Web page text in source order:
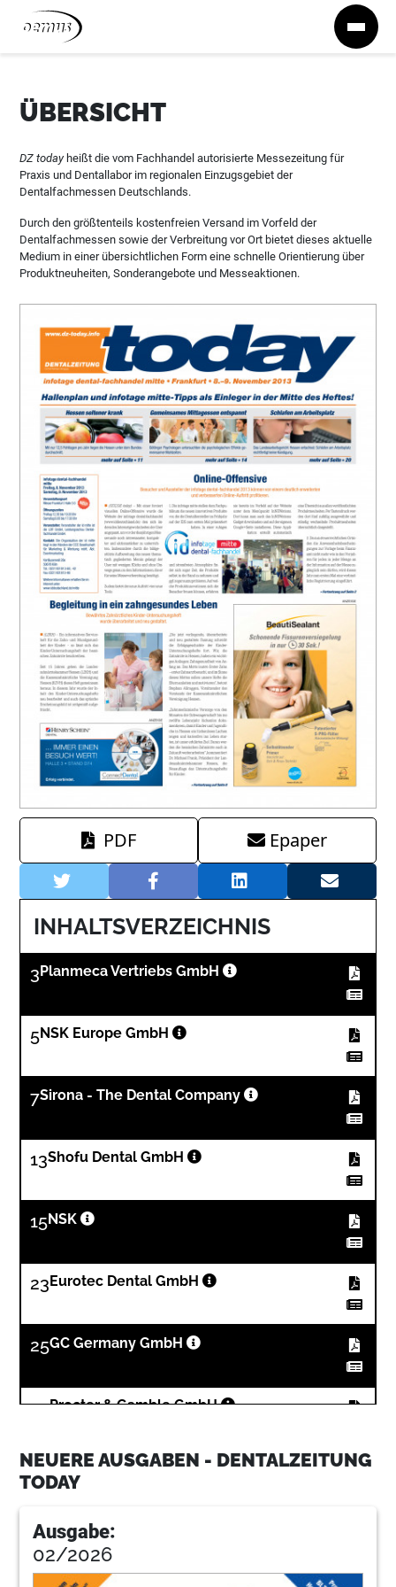
Zum Inhalt springen
ÜBERSICHT
DZ todayheißt die vom Fachhandel autorisierte Messezeitung für
Praxis und Dentallabor im regionalen Einzugsgebiet der
Dentalfachmessen Deutschlands.
Durch den größtenteils kostenfreien Versand im Vorfeld der
Dentalfachmessen sowie der Verbreitung vor Ort bietet dieses aktuelle
Medium in einer übersichtlichen Form eine schnelle Orientierung über
Produktneuheiten, Sonderangebote und Messeaktionen.
PDF Epaper
INHALTSVERZEICHNIS
3 Planmeca Vertriebs GmbH
5NSK Europe GmbH
7Sirona - The Dental Company
13Shofu Dental GmbH
15NSK
23 Eurotec Dental GmbH
25GC Germany GmbH
35Procter & Gamble GmbH
39Ultradent Products
40KaVo Dental GmbH
NEUERE AUSGABEN - DENTALZEITUNG
TODAY
Ausgabe:
02/2026